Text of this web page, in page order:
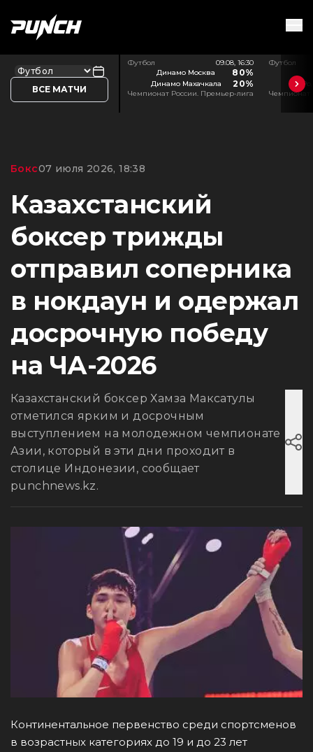
ВСЕ МАТЧИ
Футбол
09.08, 16:30
Динамо Москва
80%
Динамо Махачкала 20%
Чемпионат России. Премьер-лига
Футбол
Чемпионат
Бокс07 июля 2026, 18:38
Казахстанский
боксер трижды
отправил соперника
в нокдаун и одержал
досрочную победу
на ЧА-2026
Казахстанский боксер Хамза Максатулы
отметился ярким и досрочным
выступлением на молодежном чемпионате
Азии, который в эти дни проходит в
столице Индонезии, сообщает
punchnews.kz.
Континентальное первенство среди спортсменов
в возрастных категориях до 19 и до 23 лет